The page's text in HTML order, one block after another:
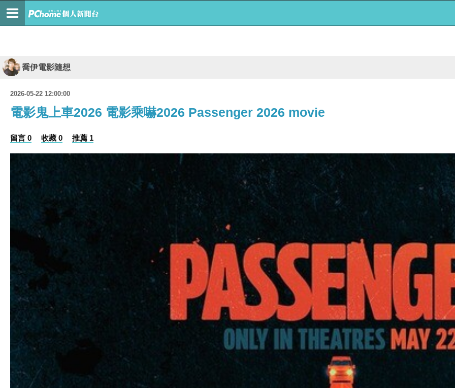
喬伊電影隨想
2026-05-22 12:00:00
電影鬼上車2026 電影乘嚇2026 Passenger 2026 movie
留言 0 收藏 0 推薦 1